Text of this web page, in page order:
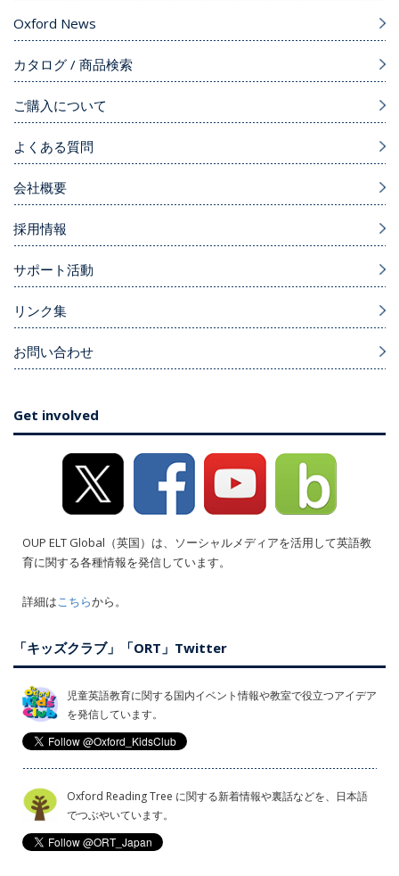
Oxford News
カタログ / 商品検索
ご購入について
よくある質問
会社概要
採用情報
サポート活動
リンク集
お問い合わせ
Get involved
OUP ELT Global（英国）は、ソーシャルメディアを活用して英語教
育に関する各種情報を発信しています。
詳細はこちらから。
「キッズクラブ」「ORT」Twitter
児童英語教育に関する国内イベント情報や教室で役立つアイデア
を発信しています。
Oxford Reading Tree に関する新着情報や裏話などを、日本語
でつぶやいています。